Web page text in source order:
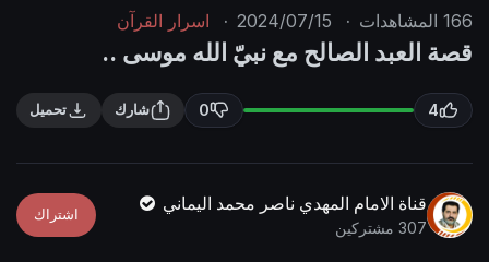
u
e
t
g
I
P
n
t
r
f
u
l
166 المشاهدات ·
2024/07/15
· اسرار القرآن
قصة العبد الصالح مع نبيّ الله موسى ..
4
0 شارك تحميل
قناة الامام المهدي ناصر محمد اليماني
307 مشتركين
اشتراك